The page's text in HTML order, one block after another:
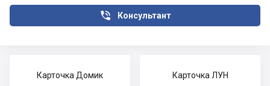
Консультант

Карточка Домик Карточка ЛУН